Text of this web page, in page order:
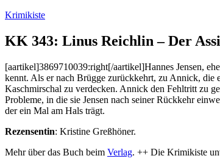
Zum
springen
Krimikiste
KK 343: Linus Reichlin – Der
[aartikel]3869710039:right[/aartikel]Hannes Jensen,
kennt. Als er nach Brügge zurückkehrt, zu Annick, die
Kaschmirschal zu verdecken. Annick den Fehltritt zu
Probleme, in die sie Jensen nach seiner Rückkehr
der ein Mal am Hals trägt.
Rezensentin: Kristine Greßhöner.
Mehr über das Buch beim Verlag. ++ Die Krimikiste